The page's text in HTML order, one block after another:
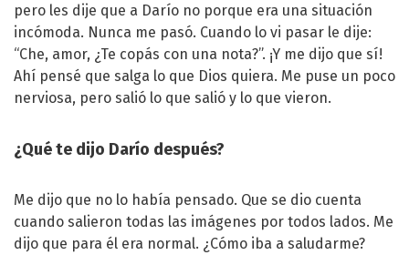
pero les dije que a Darío no porque era una situación
incómoda. Nunca me pasó. Cuando lo vi pasar le dije:
“Che, amor, ¿Te copás con una nota?”. ¡Y me dijo que sí!
Ahí pensé que salga lo que Dios quiera. Me puse un poco
nerviosa, pero salió lo que salió y lo que vieron.
¿Qué te dijo Darío después?
Me dijo que no lo había pensado. Que se dio cuenta
cuando salieron todas las imágenes por todos lados. Me
dijo que para él era normal. ¿Cómo iba a saludarme?